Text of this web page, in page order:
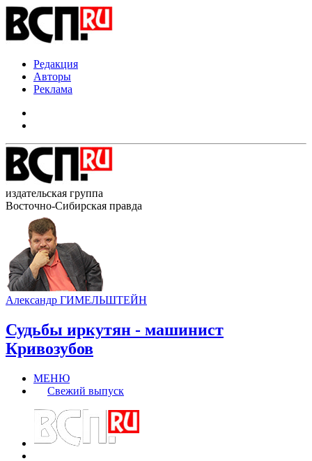
Редакция
Авторы
Реклама
издательская группа
Восточно-Сибирская правда
Александр ГИМЕЛЬШТЕЙН
Судьбы иркутян - машинист
Кривозубов
МЕНЮ
Свежий выпуск